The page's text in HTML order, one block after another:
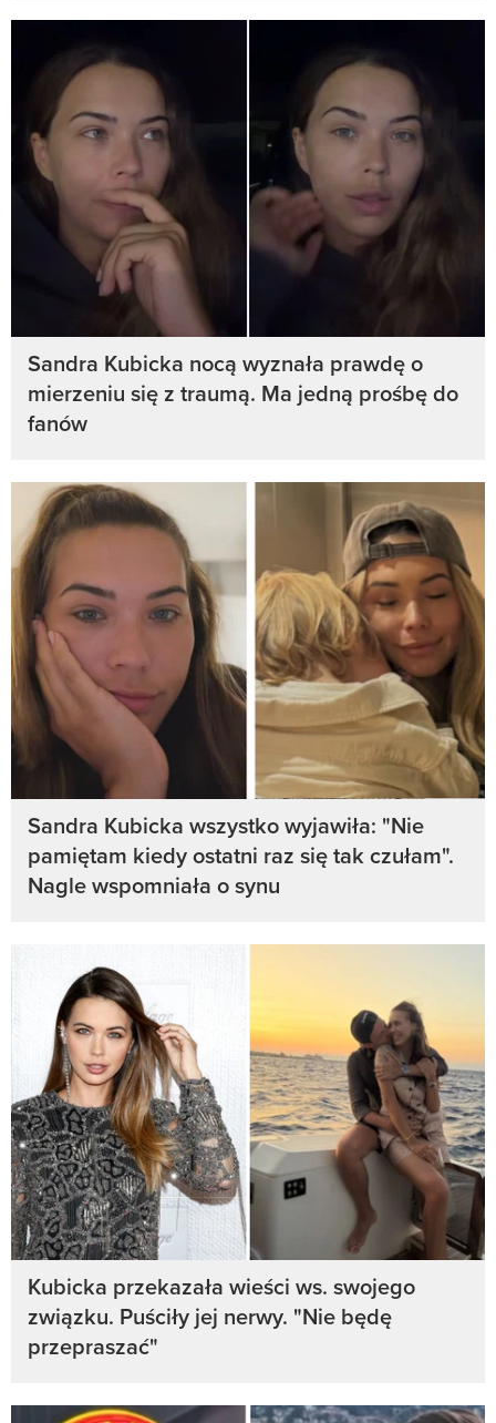
Sandra Kubicka nocą wyznała prawdę o
mierzeniu się z traumą. Ma jedną prośbę do
fanów
Sandra Kubicka wszystko wyjawiła: "Nie
pamiętam kiedy ostatni raz się tak czułam".
Nagle wspomniała o synu
Kubicka przekazała wieści ws. swojego
związku. Puściły jej nerwy. "Nie będę
przepraszać"